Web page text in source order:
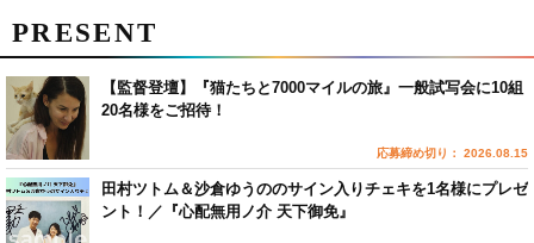
PRESENT
【監督登壇】『猫たちと7000マイルの旅』一般試写会に10組
20名様をご招待！
応募締め切り： 2026.08.15
田村ツトム＆沙倉ゆうののサイン入りチェキを1名様にプレゼ
ント！／『心配無用ノ介 天下御免』